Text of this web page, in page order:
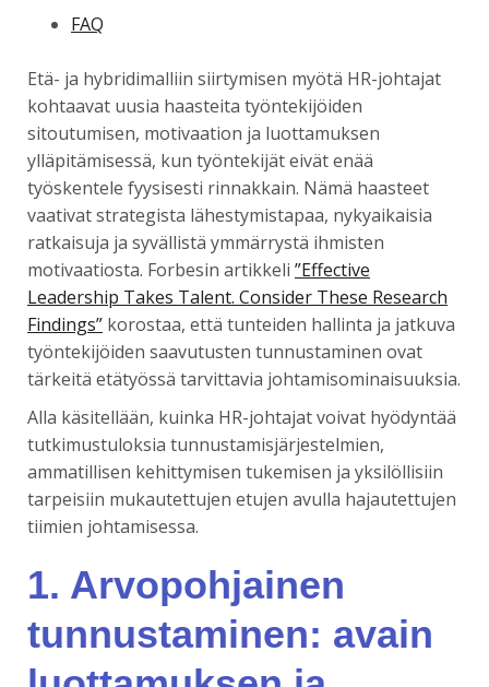
FAQ
Etä- ja hybridimalliin siirtymisen myötä HR-johtajat
kohtaavat uusia haasteita työntekijöiden
sitoutumisen, motivaation ja luottamuksen
ylläpitämisessä, kun työntekijät eivät enää
työskentele fyysisesti rinnakkain. Nämä haasteet
vaativat strategista lähestymistapaa, nykyaikaisia
ratkaisuja ja syvällistä ymmärrystä ihmisten
motivaatiosta. Forbesin artikkeli ”Effective
Leadership Takes Talent. Consider These Research
Findings” korostaa, että tunteiden hallinta ja jatkuva
työntekijöiden saavutusten tunnustaminen ovat
tärkeitä etätyössä tarvittavia johtamisominaisuuksia.
Alla käsitellään, kuinka HR-johtajat voivat hyödyntää
tutkimustuloksia tunnustamisjärjestelmien,
ammatillisen kehittymisen tukemisen ja yksilöllisiin
tarpeisiin mukautettujen etujen avulla hajautettujen
tiimien johtamisessa.
1. Arvopohjainen
tunnustaminen: avain